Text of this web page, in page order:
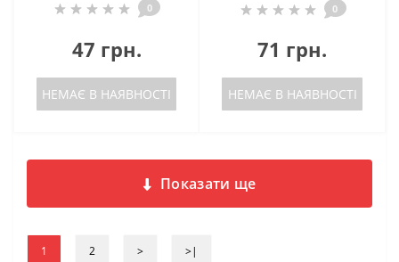
0
47 грн.
НЕМАЄ В НАЯВНОСТІ
0
71 грн.
НЕМАЄ В НАЯВНОСТІ
Показати ще
1 2 > >|